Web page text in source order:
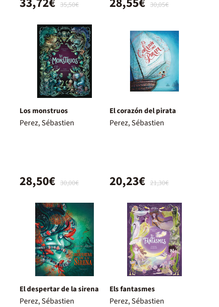
35,50€ 30,05€
Los monstruos
Perez, Sébastien
30,00€
28,50€
El corazón del pirata
Perez, Sébastien
21,30€
20,23€
El despertar de la sirena
Perez, Sébastien
Els fantasmes
Perez, Sébastien